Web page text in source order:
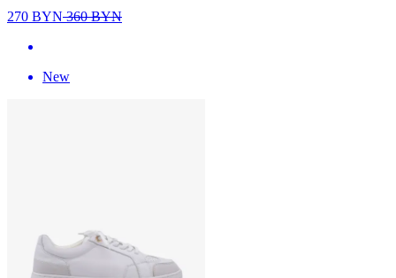
270 BYN360BYN
New